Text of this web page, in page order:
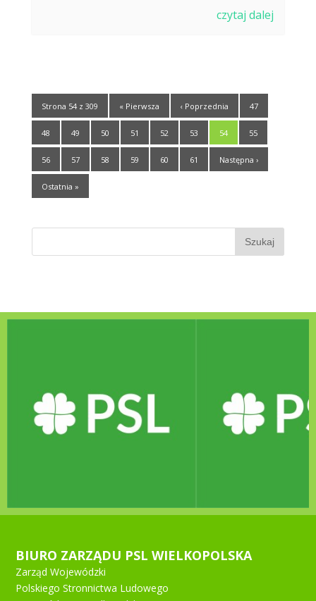
czytaj dalej
Strona 54 z 309 « Pierwsza ‹ Poprzednia 47
48 49 50 51 52 53 54 55
56 57 58 59 60 61 Następna ›
Ostatnia »
BIURO ZARZĄDU PSL WIELKOPOLSKA
Zarząd Wojewódzki
Polskiego Stronnictwa Ludowego